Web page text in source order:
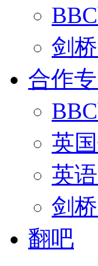
剑
合作
英
英
剑
翻吧